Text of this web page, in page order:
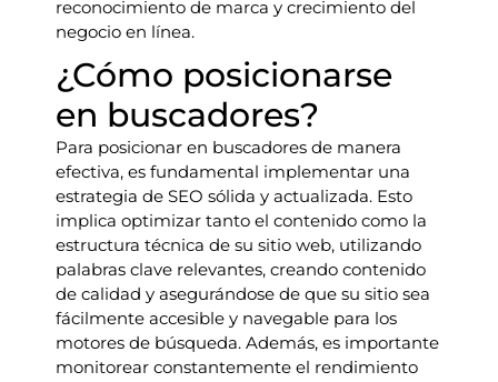
reconocimiento de marca y crecimiento del
negocio en línea.
¿Cómo posicionarse
en buscadores?
Para posicionar en buscadores de manera
efectiva, es fundamental implementar una
estrategia de SEO sólida y actualizada. Esto
implica optimizar tanto el contenido como la
estructura técnica de su sitio web, utilizando
palabras clave relevantes, creando contenido
de calidad y asegurándose de que su sitio sea
fácilmente accesible y navegable para los
motores de búsqueda. Además, es importante
monitorear constantemente el rendimiento